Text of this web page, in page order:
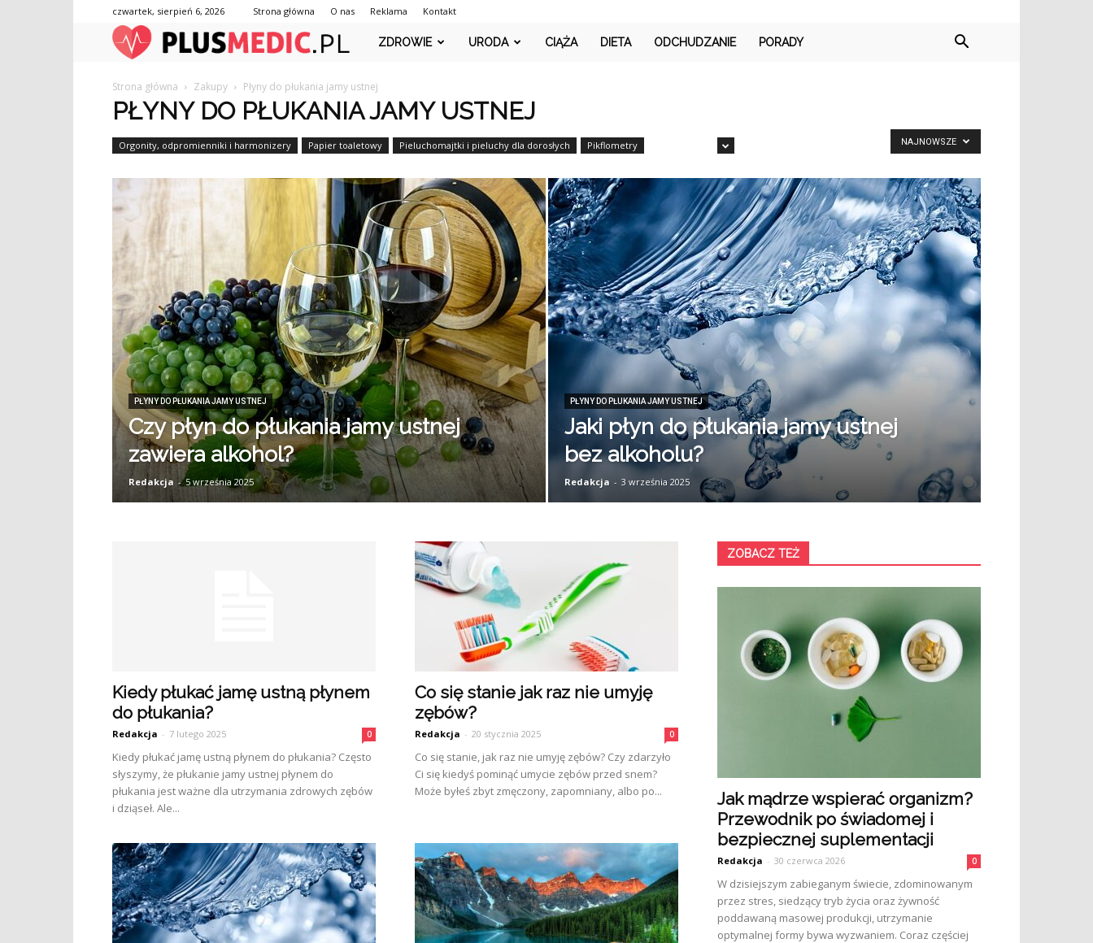
czwartek, sierpień 6, 2026 Strona główna O nas Reklama Kontakt
PlusMedic.pl
ZDROWIE URODA CIĄŻA DIETA ODCHUDZANIE PORADY
Strona główna Zakupy Płyny do płukania jamy ustnej
PŁYNY DO PŁUKANIA JAMY USTNEJ
Orgonity, odpromienniki i harmonizery Papier toaletowy Pieluchomajtki i pieluchy dla dorosłych
Pikflometry
NAJNOWSZE
PŁYNY DO PŁUKANIA JAMY USTNEJ
Czy płyn do płukania jamy ustnej
zawiera alkohol?
Redakcja - 5 września 2025
PŁYNY DO PŁUKANIA JAMY USTNEJ
Jaki płyn do płukania jamy ustnej
bez alkoholu?
Redakcja - 3 września 2025
Kiedy płukać jamę ustną płynem
do płukania?
Redakcja - 7 lutego 2025 0
Kiedy płukać jamę ustną płynem do płukania? Często
słyszymy, że płukanie jamy ustnej płynem do
płukania jest ważne dla utrzymania zdrowych zębów
i dziąseł. Ale...
Co się stanie jak raz nie umyję
zębów?
Redakcja - 20 stycznia 2025 0
Co się stanie, jak raz nie umyję zębów? Czy zdarzyło
Ci się kiedyś pominąć umycie zębów przed snem?
Może byłeś zbyt zmęczony, zapomniany, albo po...
ZOBACZ TEŻ
Jak mądrze wspierać organizm?
Przewodnik po świadomej i
bezpiecznej suplementacji
Redakcja - 30 czerwca 2026 0
W dzisiejszym zabieganym świecie, zdominowanym
przez stres, siedzący tryb życia oraz żywność
poddawaną masowej produkcji, utrzymanie
optymalnej formy bywa wyzwaniem. Coraz częściej